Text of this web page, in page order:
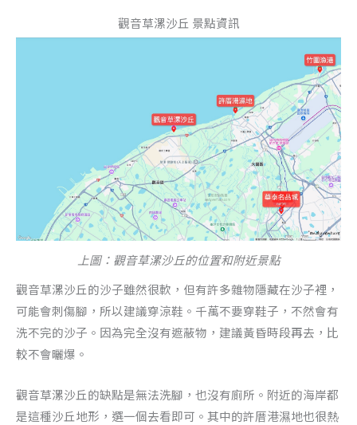
觀音草漯沙丘 景點資訊
上圖：觀音草漯沙丘的位置和附近景點
觀音草漯沙丘的沙子雖然很軟，但有許多雜物隱藏在沙子裡，
可能會刺傷腳，所以建議穿涼鞋。千萬不要穿鞋子，不然會有
洗不完的沙子。因為完全沒有遮蔽物，建議黃昏時段再去，比
較不會曬爆。
觀音草漯沙丘的缺點是無法洗腳，也沒有廁所。附近的海岸都
是這種沙丘地形，選一個去看即可。其中的許厝港濕地也很熱